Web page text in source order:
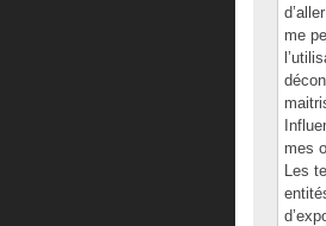
me
mes
Les